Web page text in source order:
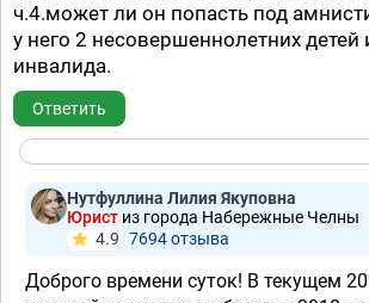
ч.4.может ли он попасть под
у него 2 несовершеннолетних детей
инвалида.
Ответить
Нутфуллина Лилия Якуповна
Юрист из города Набережные Челны
4.9 7694 отзывa
Доброго времени суток! В текущем